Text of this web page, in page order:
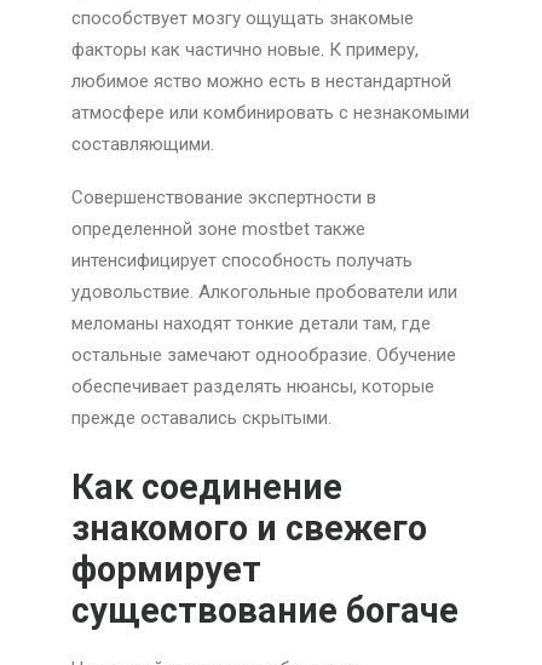
способствует мозгу ощущать знакомые
факторы как частично новые. К примеру,
любимое яство можно есть в нестандартной
атмосфере или комбинировать с незнакомыми
составляющими.
Совершенствование экспертности в
определенной зоне mostbet также
интенсифицирует способность получать
удовольствие. Алкогольные пробователи или
меломаны находят тонкие детали там, где
остальные замечают однообразие. Обучение
обеспечивает разделять нюансы, которые
прежде оставались скрытыми.
Как соединение
знакомого и свежего
формирует
существование богаче